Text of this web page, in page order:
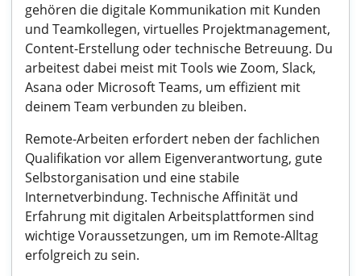
gehören die digitale Kommunikation mit Kunden
und Teamkollegen, virtuelles Projektmanagement,
Content-Erstellung oder technische Betreuung. Du
arbeitest dabei meist mit Tools wie Zoom, Slack,
Asana oder Microsoft Teams, um effizient mit
deinem Team verbunden zu bleiben.
Remote-Arbeiten erfordert neben der fachlichen
Qualifikation vor allem Eigenverantwortung, gute
Selbstorganisation und eine stabile
Internetverbindung. Technische Affinität und
Erfahrung mit digitalen Arbeitsplattformen sind
wichtige Voraussetzungen, um im Remote-Alltag
erfolgreich zu sein.